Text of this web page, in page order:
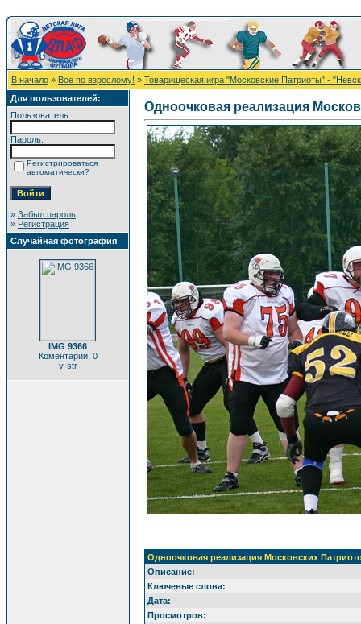
В начало » Все по взрослому! » Товарищеская игра "Московские Патриоты" -
Для пользователей:
Пользователь:
Пароль:
Регистрироваться
автоматически?
» Забыл пароль
» Регистрация
Случайная фотография
IMG 9366
Коментарии: 0
v-str
Одноочковая реализация
Одноочковая реализация Московских
Описание:
Ключевые слова:
Дата:
Просмотров: